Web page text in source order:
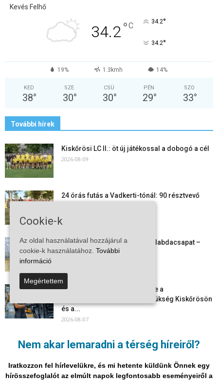
Nem akar lemaradni a térség híreiről?
Iratkozzon fel hírlevelükre, és mi hetente küldünk Önnek egy
hírösszefoglalót az elmúlt napok legfontosabb eseményeiről a
Kevés Felhő
34.2°C 34.2°
34.2°
19% 1.3kmh 14%
KED
38°
SZE
30°
CSÜ
30°
PÉN
29°
SZO
33°
További hírek
Kiskőrösi LC II.: öt új játékossal a dobogó a cél
2026-08-09
24 órás futás a Vadkerti-tónál: 90 résztvevő
Megszűnt a kiskőrösi női kézilabdacsapat –
egy korszak ért véget
Aktuális állásajánlatok: ezekre a
munkavállalókra van most szükség Kiskőrösön
és a...
2026-08-07
Vitézy Dávid: már ősszel újraindulhat a
személyszállítás a Budapest–Belgrád
2026-08-06
Cookie-k
Az oldal használatával hozzájárul a
cookie-k használatához. További
információ
Megértettem